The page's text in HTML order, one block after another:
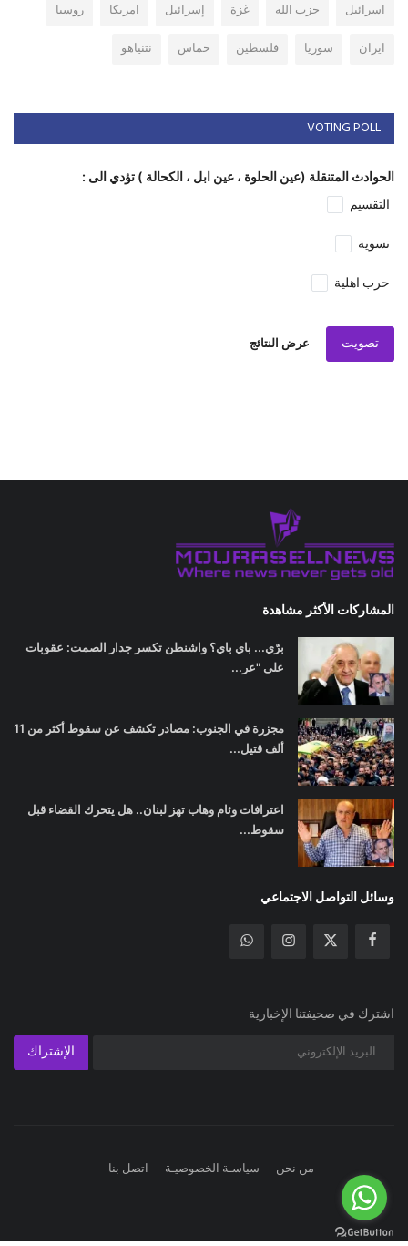
اسرائيل
حزب الله غزة إسرائيل امريكا
روسيا
ايران
سوريا فلسطين حماس نتنياهو
VOTING POLL
الحوادث المتنقلة (عين الحلوة ، عين ابل ، الكحالة ) تؤدي الى :
التقسيم
تسوية
حرب اهلية
تصويت عرض النتائج
المشاركات الأكثر مشاهدة
برّي... باي باي؟ واشنطن تكسر جدار الصمت: عقوبات
على "عر...
مجزرة في الجنوب: مصادر تكشف عن سقوط أكثر من 11
ألف قتيل...
اعترافات وئام وهاب تهز لبنان.. هل يتحرك القضاء قبل
سقوط...
وسائل التواصل الاجتماعي
اشترك في صحيفتنا الإخبارية
الإشتراك
من نحن سياسـة الخصوصيـة اتصل بنا